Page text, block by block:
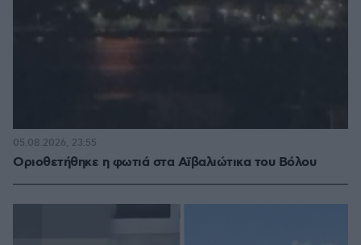
Οριοθετήθηκε η φωτιά στα Αϊβαλιώτικα του Βόλου
05.08.2026, 23:55